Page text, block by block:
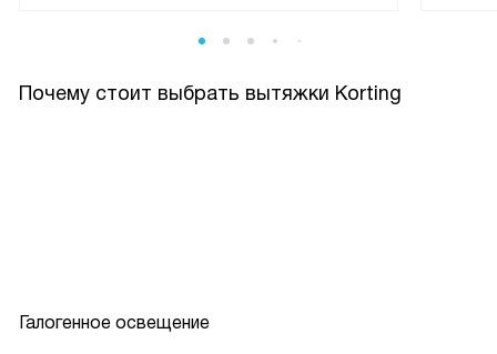
Почему стоит выбрать вытяжки Korting
Галогенное освещение